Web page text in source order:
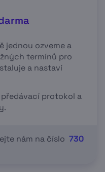
jednou ozveme a
termínů pro
a nastaví
protokol a
nám na číslo 730